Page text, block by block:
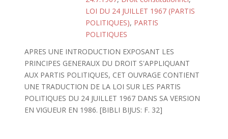
LOI DU 24 JUILLET 1967 (PARTIS
POLITIQUES), PARTIS
POLITIQUES
APRES UNE INTRODUCTION EXPOSANT LES
PRINCIPES GENERAUX DU DROIT S'APPLIQUANT
AUX PARTIS POLITIQUES, CET OUVRAGE CONTIENT
UNE TRADUCTION DE LA LOI SUR LES PARTIS
POLITIQUES DU 24 JUILLET 1967 DANS SA VERSION
EN VIGUEUR EN 1986. [BIBLI BIJUS: F. 32]